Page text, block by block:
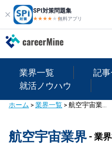
SPI対策問題集
★★★★ ★★
無料アプリ
業界一覧
記
就活ノウハウ
ホーム >業界一覧> 航空宇宙業界
航空宇宙業界 - 業